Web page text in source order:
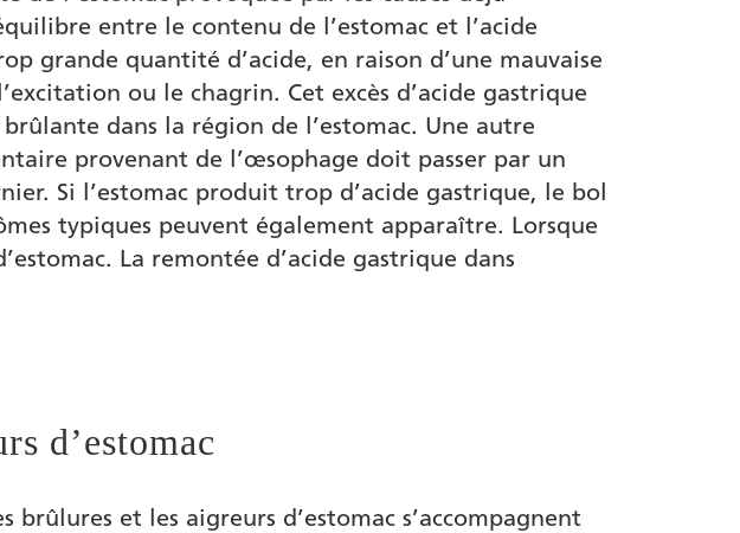
entre le contenu de l’estomac et l’acide
grande quantité d’acide, en raison d’une mauvaise
ou le chagrin. Cet excès d’acide gastrique
dans la région de l’estomac. Une autre
provenant de l’œsophage doit passer par un
Si l’estomac produit trop d’acide gastrique, le bol
typiques peuvent également apparaître. Lorsque
La remontée d’acide gastrique dans
d’estomac
et les aigreurs d’estomac s’accompagnent